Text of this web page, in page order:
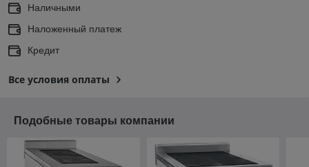
Наличными
Наложенный платеж
Кредит
Все условия оплаты
Подобные товары компании